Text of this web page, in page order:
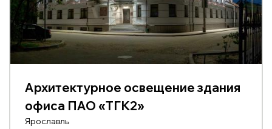
Архитектурное освещение здания
офиса ПАО «ТГК2»
Ярославль